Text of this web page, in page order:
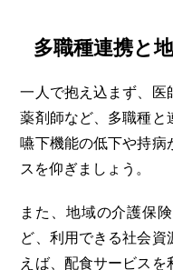
多職種連携と
一人で抱え込まず、医
薬剤師など、多職種と
嚥下機能の低下や持病
スを仰ぎましょう。
また、地域の介護保
ど、利用できる社会
えば、配食サービス